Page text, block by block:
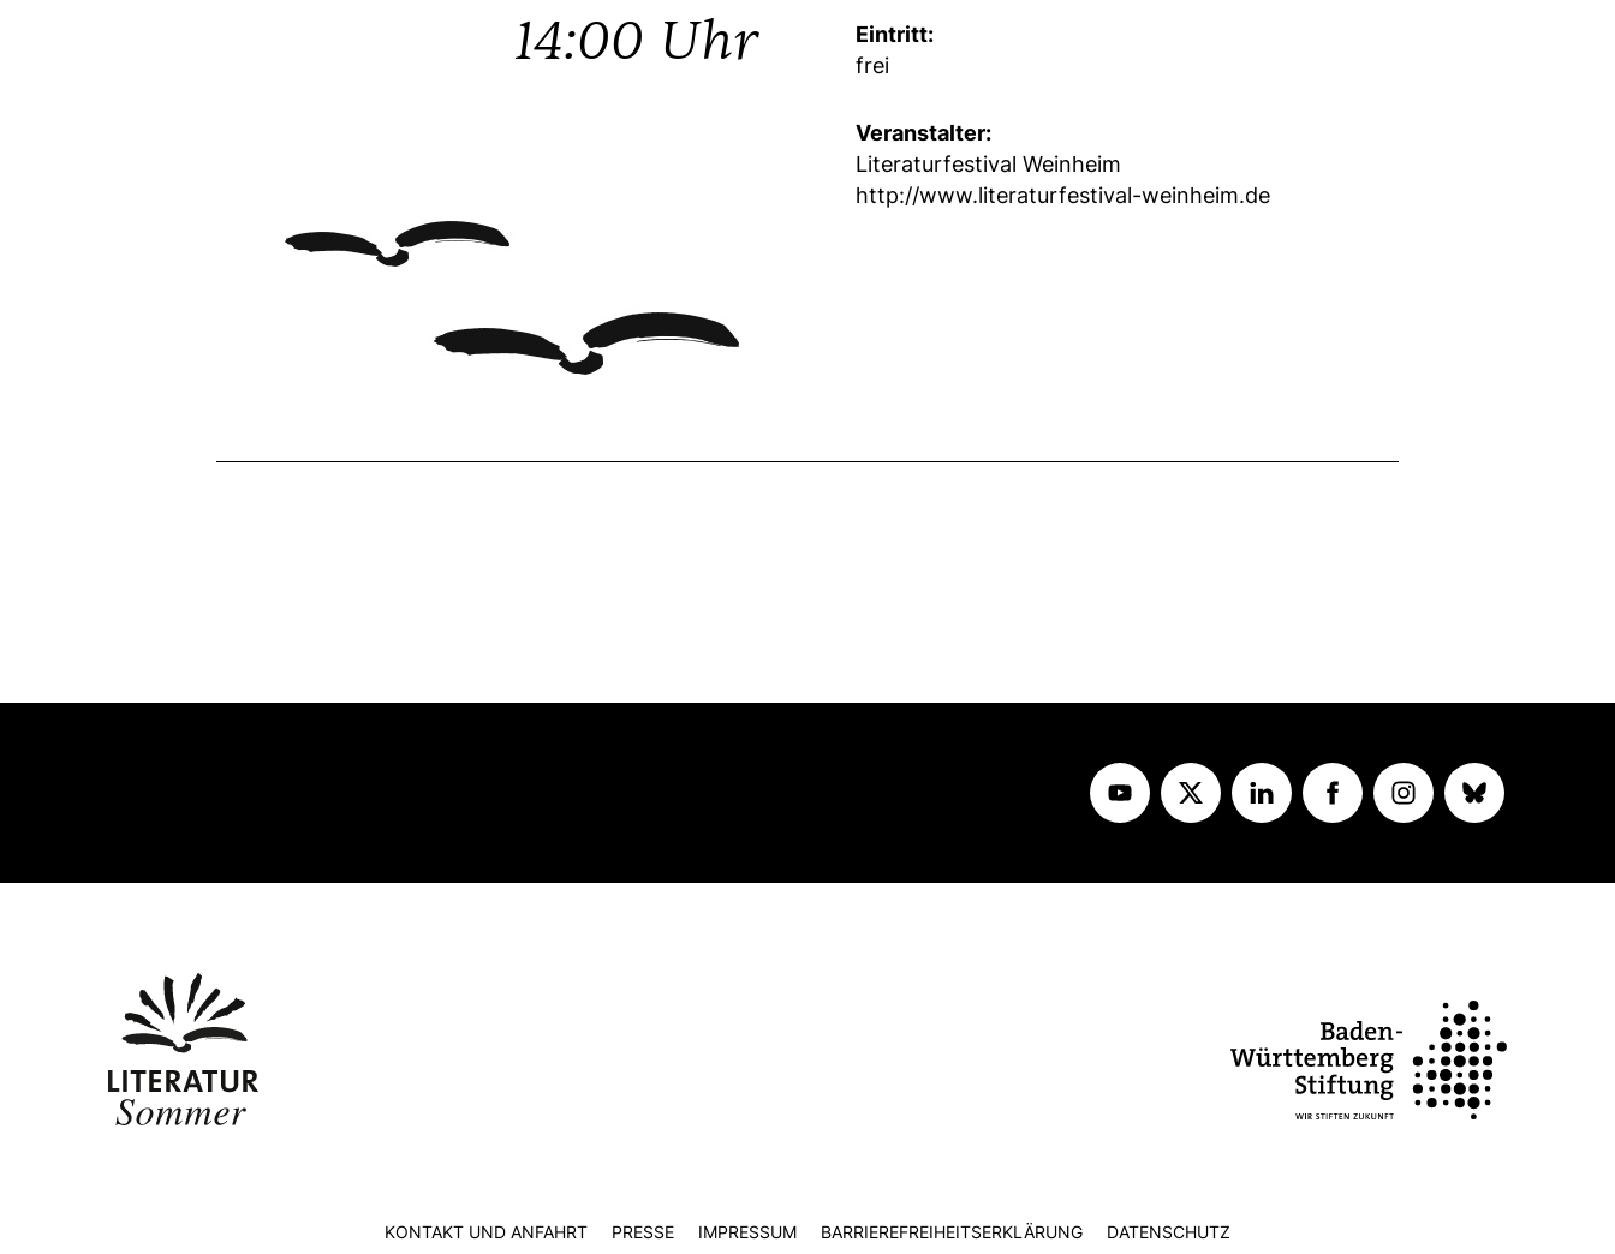
14:00 Uhr
Eintritt:
frei
Veranstalter:
Literaturfestival Weinheim
http://www.literaturfestival-weinheim.de
KONTAKT UND ANFAHRT PRESSE IMPRESSUM BARRIEREFREIHEITSERKLÄRUNG DATENSCHUTZ